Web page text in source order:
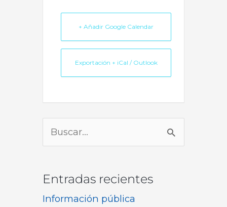
+ Añadir Google Calendar
Exportación + iCal / Outlook
Buscar
por:
Entradas recientes
Información pública